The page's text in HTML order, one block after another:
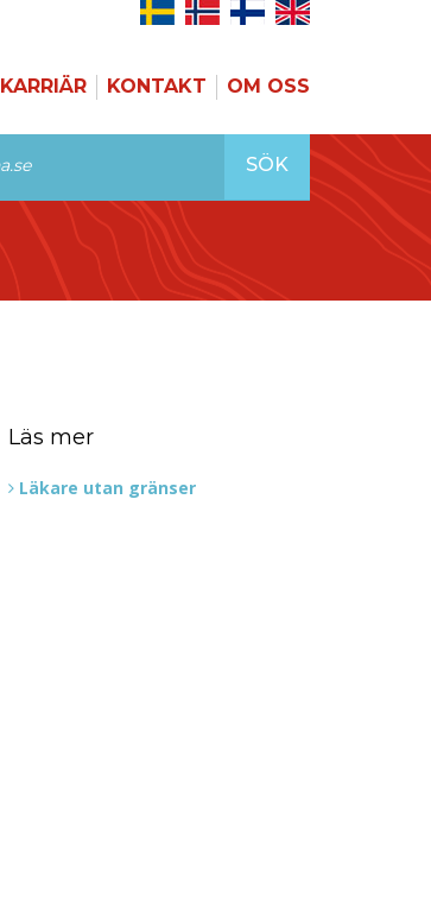
KARRIÄR KONTAKT OM OSS
SÖK
Läs mer
Läkare utan gränser